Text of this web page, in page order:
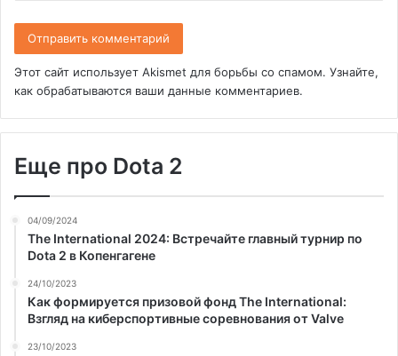
Этот сайт использует Akismet для борьбы со спамом. Узнайте,
как обрабатываются ваши данные комментариев.
Еще про Dota 2
04/09/2024
The International 2024: Встречайте главный турнир по
Dota 2 в Копенгагене
24/10/2023
Как формируется призовой фонд The International:
Взгляд на киберспортивные соревнования от Valve
23/10/2023